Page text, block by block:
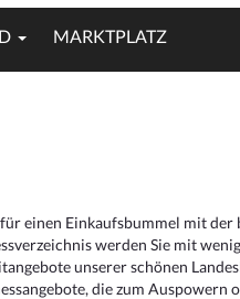
MARKTPLATZ
einen Einkaufsbummel mit
werden Sie mit
unserer schönen
die zum Auspowern